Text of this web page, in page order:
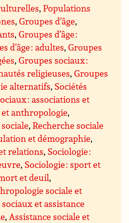
,Populations
,Groupes d’âge,
,Groupes d’âge :
d’âge : adultes,Groupes
,Groupes sociaux :
religieuses,Groupes
alternatifs, Sociétés
: associations et
et anthropologie,
,Recherche sociale
et démographie,
relations, Sociologie :
, Sociologie : sport et
et deuil,
sociale et
et assistance
,Assistance sociale et